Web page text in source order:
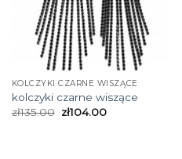
KOLCZYKI CZARNE WISZĄCE
kolczyki czarne wiszące
zł135.00 zł104.00